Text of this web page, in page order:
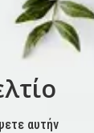
αυτήν